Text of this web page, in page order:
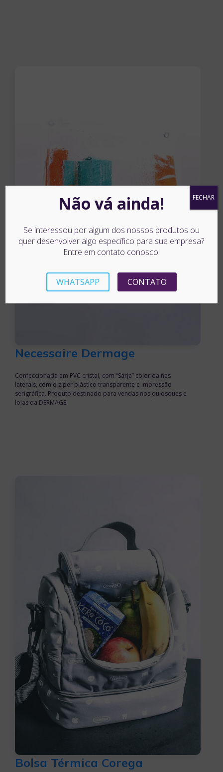
Necessaire Dermage
Confeccionada em PVC cristal, com “Sarja” colorida nas
laterais, com o zíper plástico transparente e impressão
serigráfica. Produto destinado para vendas nos quiosques e
lojas da DERMAGE.
Bolsa Térmica Corega
Não vá ainda!
Se interessou por algum dos nossos produtos ou
quer desenvolver algo específico para sua empresa?
Entre em contato conosco!
WHATSAPP CONTATO
FECHAR